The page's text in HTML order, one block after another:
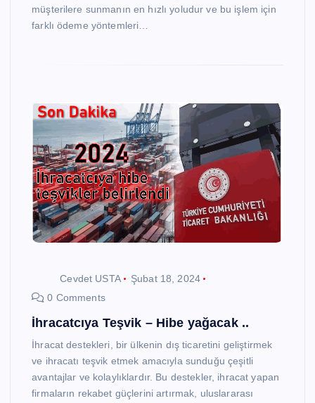
müşterilere sunmanın en hızlı yoludur ve bu işlem için
farklı ödeme yöntemleri…
Cevdet USTA
Şubat 18, 2024
0 Comments
İhracatcıya Teşvik – Hibe yağacak ..
İhracat destekleri, bir ülkenin dış ticaretini geliştirmek
ve ihracatı teşvik etmek amacıyla sunduğu çeşitli
avantajlar ve kolaylıklardır. Bu destekler, ihracat yapan
firmaların rekabet güçlerini artırmak, uluslararası